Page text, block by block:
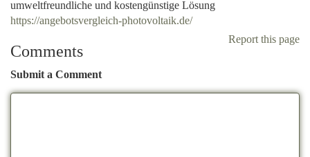
umweltfreundliche und kostengünstige Lösung
https://angebotsvergleich-photovoltaik.de/
Report this page
Comments
Submit a Comment